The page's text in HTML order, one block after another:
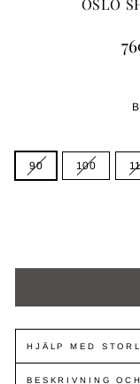
90 100
HJÄLP MED
BESKRIVNING